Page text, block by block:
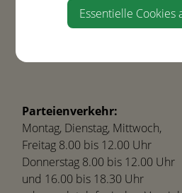
+43(0) 7435-8450
gemeinde@ernsthofen.gv.at
Parteienverkehr:
Montag, Dienstag, Mittwoch,
Freitag 8.00 bis 12.00 Uhr
Donnerstag 8.00 bis 12.00 Uhr
und 16.00 bis 18.30 Uhr
Essentielle Cookies